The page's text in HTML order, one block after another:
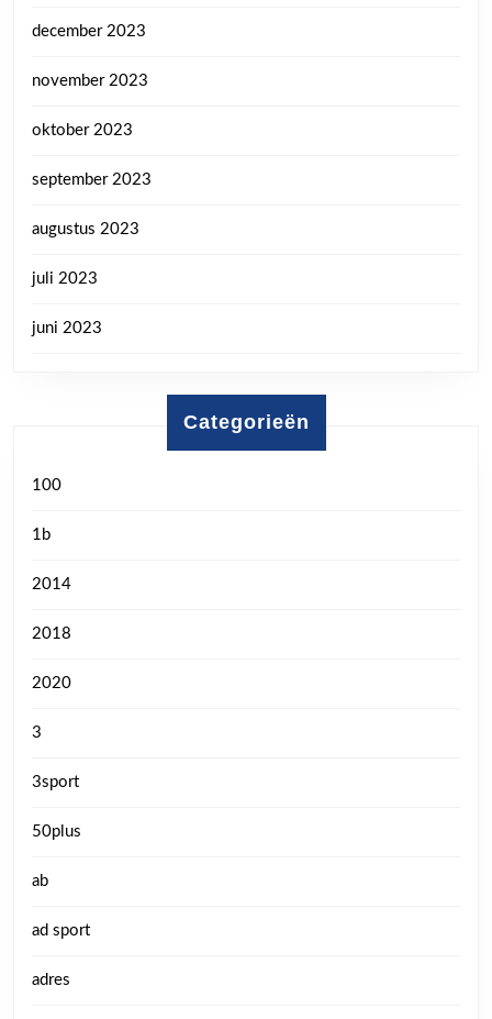
december 2023
november 2023
oktober 2023
september 2023
augustus 2023
juli 2023
juni 2023
Categorieën
100
1b
2014
2018
2020
3
3sport
50plus
ab
ad sport
adres